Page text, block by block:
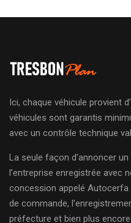
Ici, chaque véhicule provient
véhicules sont garantis
avec un contrôle technique
La seule façon d’annoncer
l’entreprise enregistrée avec
concession appelé
de commande,
préfecture et bien plus encore.